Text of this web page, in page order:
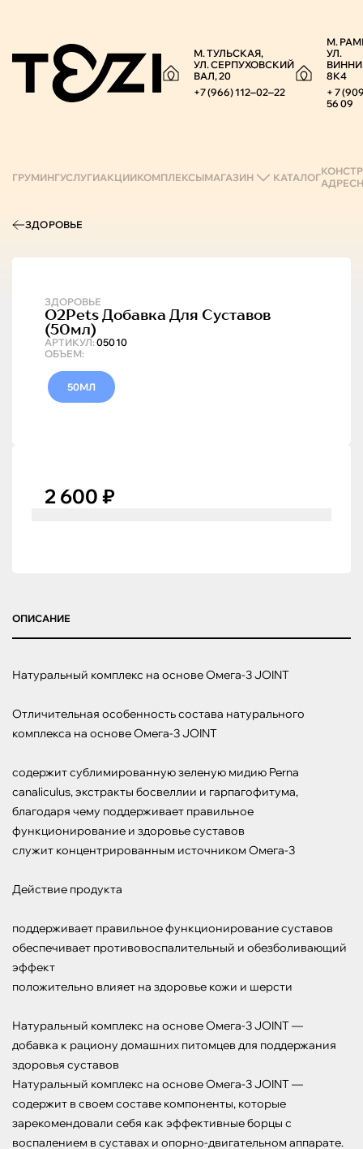
М. ТУЛЬСКАЯ,
УЛ. СЕРПУХОВСКИЙ
ВАЛ, 20
+7 (966) 112‒02‒22
М.
УЛ.
8К4
+ 7
56 09
ГРУМИНГУСЛУГИАКЦИИКОМПЛЕКСЫМАГАЗИН КАТАЛОГ
ЗДОРОВЬЕ
ЗДОРОВЬЕ
АРТИКУЛ: 05010
O2PetsДобавка Для Суставов
(50мл)
ОБЪЕМ:
50МЛ
2 600 ₽
ОПИСАНИЕ
Натуральный комплекс на основе Омега-3 JOINT
Отличительная особенность состава натурального
комплекса на основе Омега-3 JOINT
содержит сублимированную зеленую мидию Perna
canaliculus, экстракты босвеллии и гарпагофитума,
благодаря чему поддерживает правильное
функционирование и здоровье суставов
служит концентрированным источником Омега-3
Действие продукта
поддерживает правильное функционирование суставов
обеспечивает противовоспалительный и обезболивающий
эффект
положительно влияет на здоровье кожи и шерсти
Натуральный комплекс на основе Омега-3 JOINT —
добавка к рациону домашних питомцев для поддержания
здоровья суставов
Натуральный комплекс на основе Омега-3 JOINT —
содержит в своем составе компоненты, которые
зарекомендовали себя как эффективные борцы с
воспалением в суставах и опорно-двигательном аппарате.